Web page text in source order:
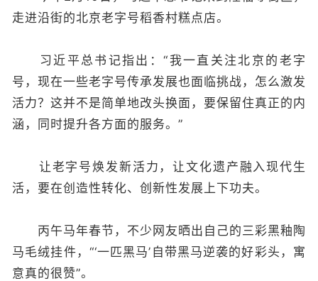
走进沿街的北京老字号稻香村糕点店。
习近平总书记指出：“我一直关注北京的老字
号，现在一些老字号传承发展也面临挑战，怎么激发
活力？这并不是简单地改头换面，要保留住真正的内
涵，同时提升各方面的服务。”
让老字号焕发新活力，让文化遗产融入现代生
活，要在创造性转化、创新性发展上下功夫。
丙午马年春节，不少网友晒出自己的三彩黑釉陶
马毛绒挂件，“‘一匹黑马’自带黑马逆袭的好彩头，寓
意真的很赞”。